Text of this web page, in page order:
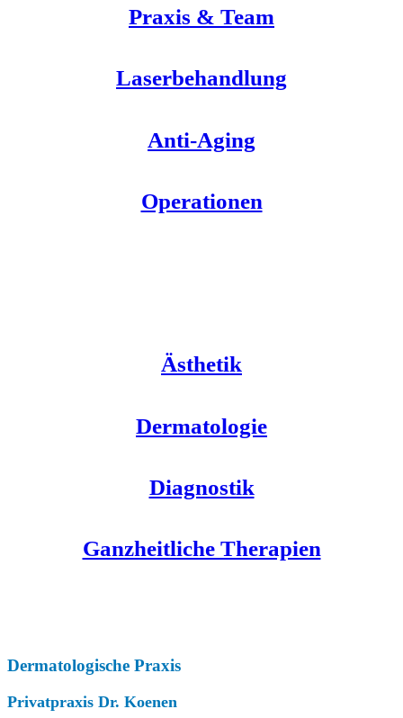
Praxis & Team
Laserbehandlung
Anti-Aging
Operationen
Ästhetik
Dermatologie
Diagnostik
Ganzheitliche Therapien
Dermatologische Praxis
Privatpraxis Dr. Koenen